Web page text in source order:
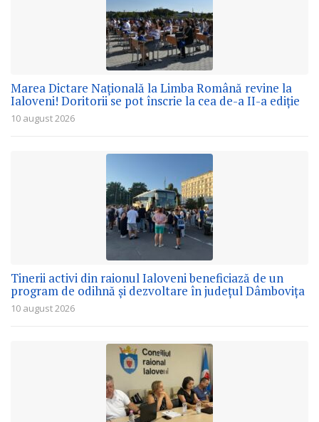
Marea Dictare Națională la Limba Română revine la
Ialoveni! Doritorii se pot înscrie la cea de-a II-a ediție
10 august 2026
Tinerii activi din raionul Ialoveni beneficiază de un
program de odihnă și dezvoltare în județul Dâmbovița
10 august 2026